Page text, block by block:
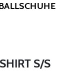
S/S